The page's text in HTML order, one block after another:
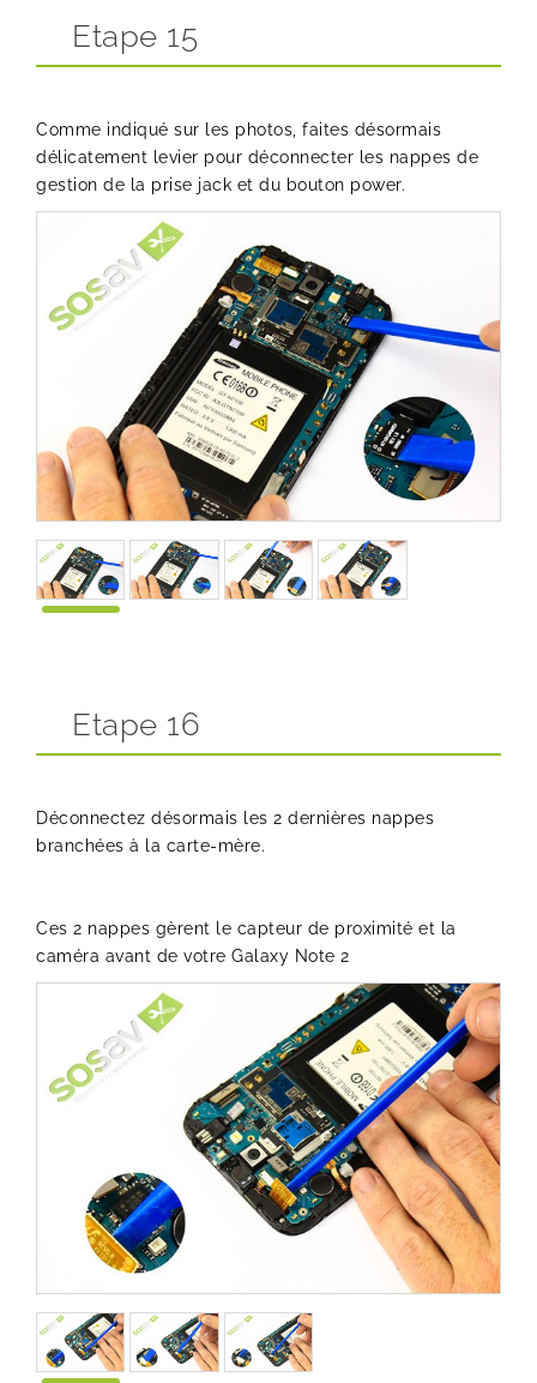
Etape 15
Comme indiqué sur les photos, faites désormais
délicatement levier pour déconnecter les nappes de
gestion de la prise jack et du bouton power.
Etape 16
Déconnectez désormais les 2 dernières nappes
branchées à la carte-mère.
Ces 2 nappes gèrent le capteur de proximité et la
caméra avant de votre Galaxy Note 2